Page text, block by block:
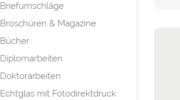
Briefumschläge
Broschüren & Magazine
Bücher
Diplomarbeiten
Doktorarbeiten
Echtglas mit Fotodirektdruck